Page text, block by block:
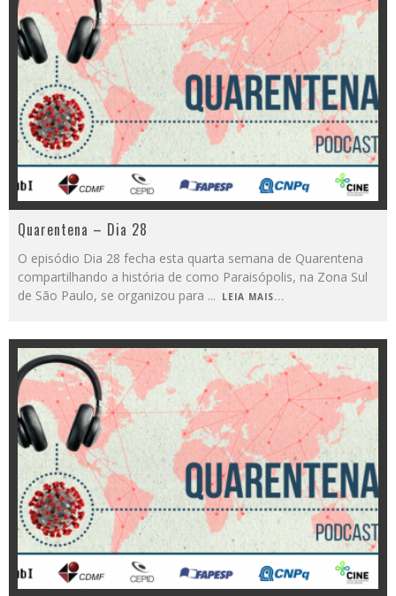
Quarentena – Dia 28
O episódio Dia 28 fecha esta quarta semana de Quarentena
compartilhando a história de como Paraisópolis, na Zona Sul
de São Paulo, se organizou para ... LEIA MAIS...